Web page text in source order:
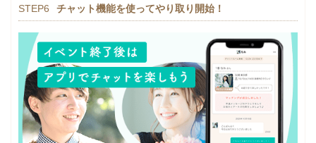
STEP6 チャット機能を使ってやり取り開始！